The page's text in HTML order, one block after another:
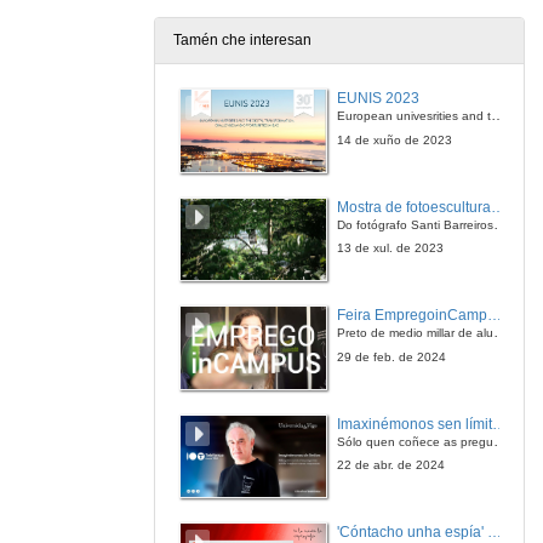
Tamén che interesan
EUNIS 2023
European univesrities and the digital transformation: challenges and opportunities ahead
14 de xuño de 2023
Do fotógrafo Santi Barreiros e o escultor Nito Contreras.
13 de xul. de 2023
Feira EmpregoinCampus Vigo 2024
Preto de medio millar de alumnas e alumnos buscan coñecer máis de preto as oportunidades que lles achegan as arredor de medio cento de empresas que participan na edición viguesa da feira. Xunto coa visita aos stands, durante a feria desenvólvense varias actividades complementarias, como obradoiros, conversas, mesas redondas ou o pasaporte de empregabilidade, un espazo no que poderán recibir asesoramento sobre o seu CV.
29 de feb. de 2024
Sólo quen coñece as preguntas pode imaxinar novas respostas
22 de abr. de 2024
'Cóntacho unha espía' Reto